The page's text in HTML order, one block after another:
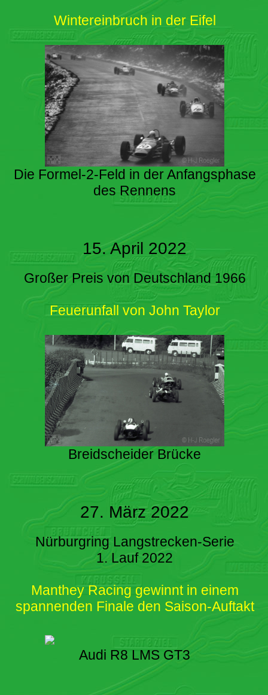
Wintereinbruch in der Eifel
Die Formel-2-Feld in der Anfangsphase
des Rennens
15. April 2022
Großer Preis von Deutschland 1966
Feuerunfall von John Taylor
Breidscheider Brücke
27. März 2022
Nürburgring Langstrecken-Serie
1. Lauf 2022
Manthey Racing gewinnt in einem
spannenden Finale den Saison-Auftakt
Audi R8 LMS GT3